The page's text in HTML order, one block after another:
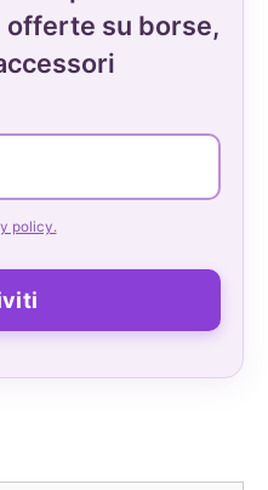
su borse,
policy.